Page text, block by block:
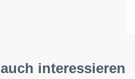
interessieren